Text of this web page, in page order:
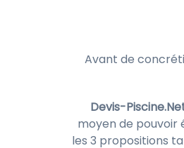
Avant de
Devis-
moyen de pouvoir
les 3 propositions